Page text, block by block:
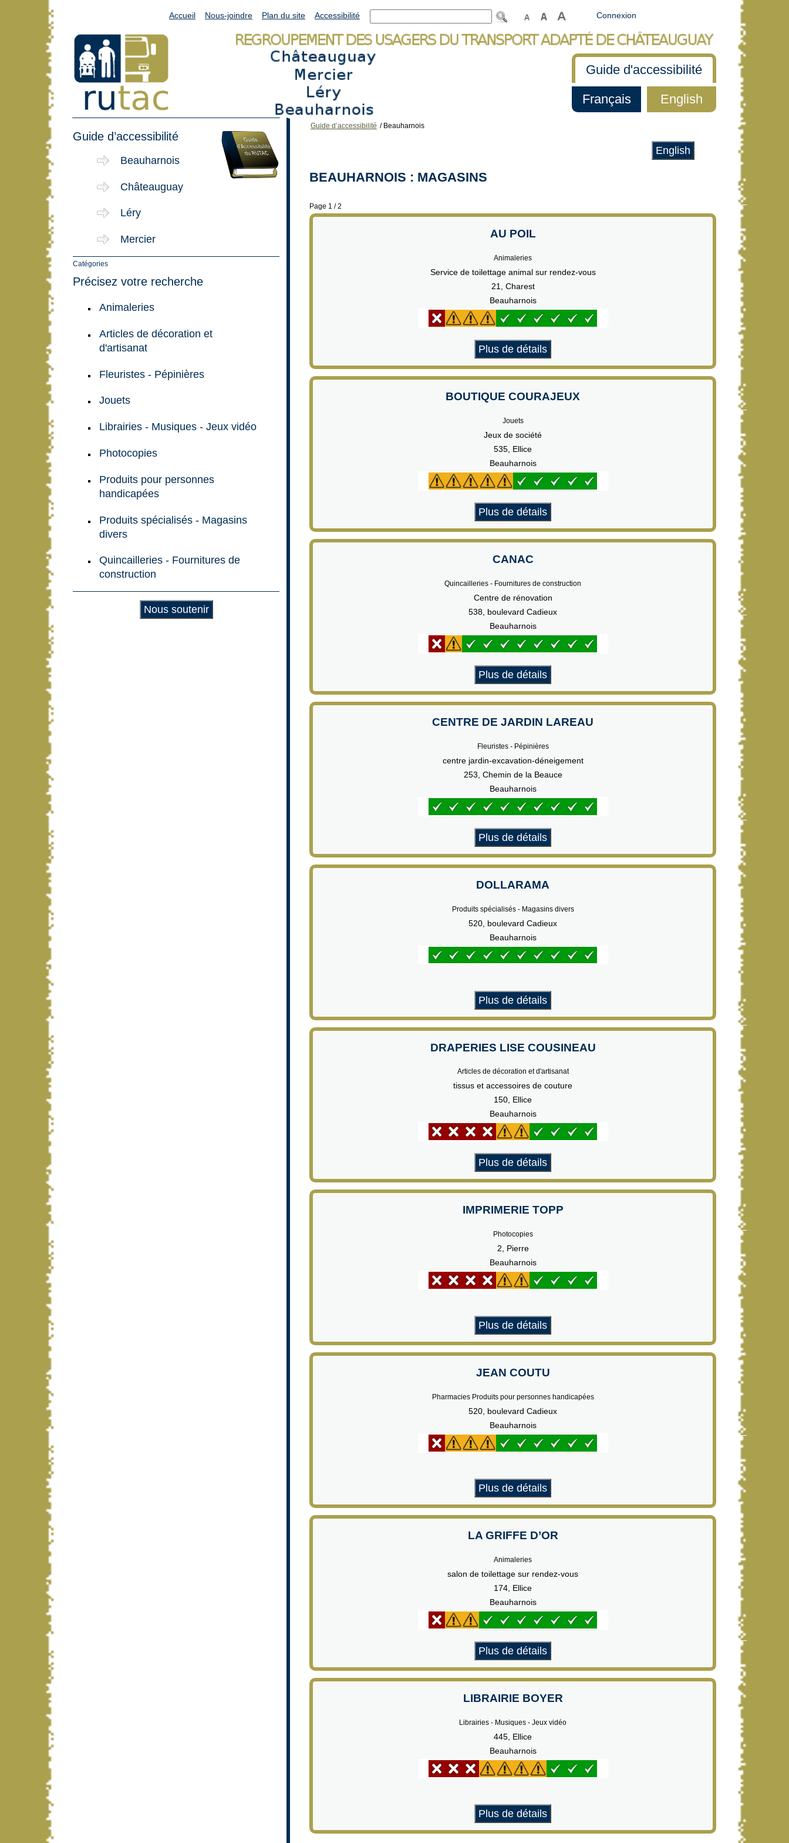
Accueil Nous-joindre Plan du site Accessibilité Connexion
Guide d'accessibilité
Français
English
Guide d’accessibilité
Beauharnois
Châteauguay
Léry
Mercier
Catégories
Précisez votre recherche
Animaleries
Articles de décoration et
d'artisanat
Fleuristes - Pépinières
Jouets
Librairies - Musiques - Jeux vidéo
Photocopies
Produits pour personnes
handicapées
Produits spécialisés - Magasins
divers
Quincailleries - Fournitures de
construction
Nous soutenir
Guide d’accessibilité / Beauharnois
English
BEAUHARNOIS : MAGASINS
Page 1 / 2
AU POIL
Animaleries
Service de toilettage animal sur rendez-vous
21, Charest
Beauharnois
Plus de détails
BOUTIQUE COURAJEUX
Jouets
Jeux de société
535, Ellice
Beauharnois
Plus de détails
CANAC
Quincailleries - Fournitures de construction
Centre de rénovation
538, boulevard Cadieux
Beauharnois
Plus de détails
CENTRE DE JARDIN LAREAU
Fleuristes - Pépinières
centre jardin-excavation-déneigement
253, Chemin de la Beauce
Beauharnois
Plus de détails
DOLLARAMA
Produits spécialisés - Magasins divers
520, boulevard Cadieux
Beauharnois
Plus de détails
DRAPERIES LISE COUSINEAU
Articles de décoration et d'artisanat
tissus et accessoires de couture
150, Ellice
Beauharnois
Plus de détails
IMPRIMERIE TOPP
Photocopies
2, Pierre
Beauharnois
Plus de détails
JEAN COUTU
Pharmacies Produits pour personnes handicapées
520, boulevard Cadieux
Beauharnois
Plus de détails
LA GRIFFE D’OR
Animaleries
salon de toilettage sur rendez-vous
174, Ellice
Beauharnois
Plus de détails
LIBRAIRIE BOYER
Librairies - Musiques - Jeux vidéo
445, Ellice
Beauharnois
Plus de détails